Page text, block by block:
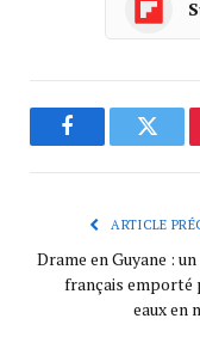
Facebook
ARTICLE
Drame en Guyane :
français emporté
eaux en